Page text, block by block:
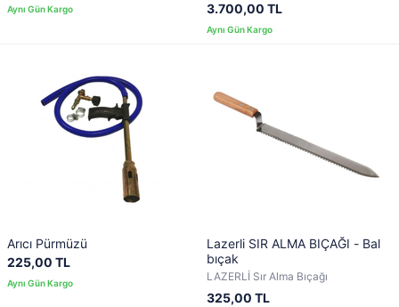
3.700,00 TL
Arıcı Pürmüzü
225,00 TL
Lazerli SIR ALMA BIÇAĞI - Bal
bıçak
LAZERLİ Sır Alma Bıçağı
325,00 TL